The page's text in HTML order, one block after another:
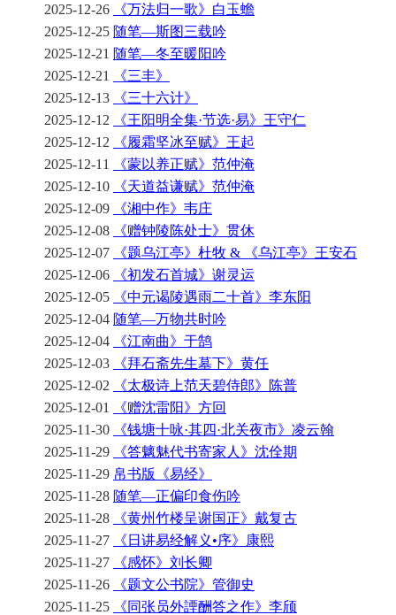
2025-12-26
《万法归一歌》白玉蟾
2025-12-25 随笔—斯图三载吟
2025-12-21 随笔—冬至暖阳吟
2025-12-21
《三丰》
2025-12-13
《三十六计》
2025-12-12
《王阳明全集·节选·易》王守仁
2025-12-12
《履霜坚冰至赋》王起
2025-12-11
《蒙以养正赋》范仲淹
2025-12-10
《天道益谦赋》范仲淹
2025-12-09
《湘中作》韦庄
2025-12-08
《赠钟陵陈处士》贯休
2025-12-07
《题乌江亭》杜牧 & 《乌江亭》王安石
2025-12-06
《初发石首城》谢灵运
2025-12-05
《中元谒陵遇雨二十首》李东阳
2025-12-04 随笔—万物共时吟
2025-12-04
《江南曲》于鹄
2025-12-03
《拜石斋先生墓下》黄任
2025-12-02
《太极诗上范天碧侍郎》陈普
2025-12-01
《赠沈雷阳》方回
2025-11-30
《钱塘十咏·其四·北关夜市》凌云翰
2025-11-29
《答魑魅代书寄家人》沈佺期
2025-11-29 帛书版《易经》
2025-11-28 随笔—正偏印食伤吟
2025-11-28
《黄州竹楼呈谢国正》戴复古
2025-11-27
《日讲易经解义•序》康熙
2025-11-27
《感怀》刘长卿
2025-11-26
《题文公书院》管御史
2025-11-25
《同张员外諲酬答之作》李颀